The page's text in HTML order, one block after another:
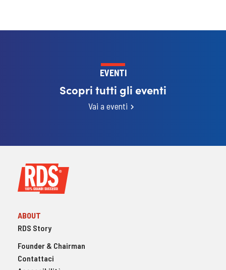
EVENTI
Scopri tutti gli eventi
Vai a eventi
ABOUT
RDS Story
Founder & Chairman
Contattaci